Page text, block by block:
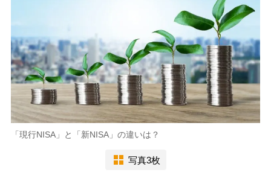
「現行NISA」と「新NISA」の違いは？
写真3枚